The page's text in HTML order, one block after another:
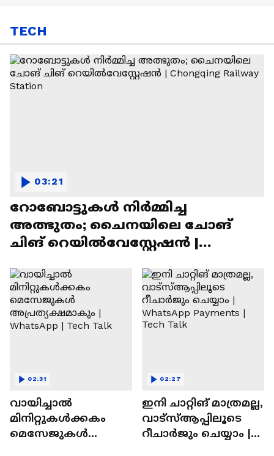
TECH
റോബോട്ടുകൾ നിർമ്മിച്ച
അത്ഭുതം; ചൈനയിലെ ചോങ്
ചിങ് റെയിൽവേസ്റ്റേഷൻ |
03:21
വായിച്ചാൽ
മിനിറ്റുകൾക്കകം
മെസേജുകള്‍
02:31
ഇനി ചാറ്റിങ് മാത്രമല്ല,
വാട്‌സ്‌ആപ്പിലൂടെ
റീചാർജും ചെയ്യാം |
02:27